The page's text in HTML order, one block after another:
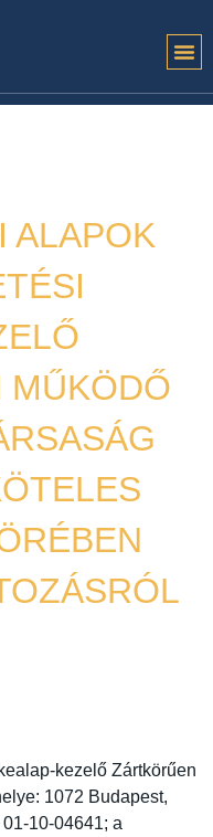
ALAPOK
MŰKÖDŐ
kezelő Zártkörűen
1072 Budapest,
10-04641; a